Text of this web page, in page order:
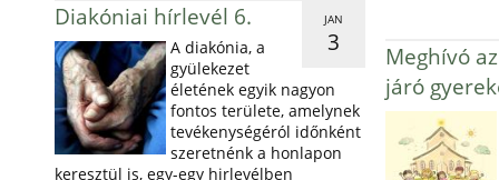
JAN
3
Diakóniai hírlevél 6.
A diakónia, a
gyülekezet
életének egyik nagyon
fontos területe, amelynek
tevékenységéról időnként
szeretnénk a honlapon
keresztül is, egy-egy hirlevélben
Meghívó
járó